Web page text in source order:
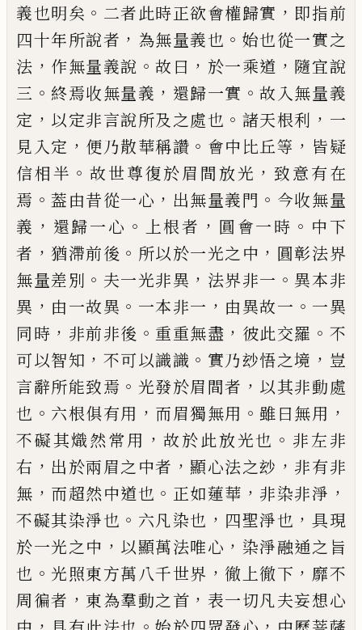
義也明矣 。 二者此時正欲會權歸實 ， 即指前
四十年所說者 ， 為無量義也 。 始也從一實之
法 ， 作無量義說 。故曰 ， 於一乘道 ， 隨宜說
三 。 終焉收無量義 ， 還歸一實 。故入無量義
定 ， 以定非言說所及之處也 。 諸天根利 ， 一
見入定 ， 便乃散華稱讚 。 會中比丘等 ， 皆疑
信相半 。故世尊復於眉間放光 ， 致意有在
焉 。葢由昔從一心 ， 出無量義門 。 今收無量
義 ， 還歸一心 。 上根者 ， 圓會一時 。 中下
者 ，猶滯前後 。 所以於一光之中 ， 圓彰法界
無量差別 。 夫一光非異 ， 法界非一 。 異本非
異 ， 由一故異 。 一本非一 ， 由異故一 。 一異
同時 ， 非前非後 。 重重無盡 ， 彼此交羅 。 不
可以智知 ， 不可以識識 。 實乃玅悟之境 ， 豈
言辭所能致焉 。 光發於眉間者 ， 以其非動處
也 。 六根俱有用 ， 而眉獨無用 。雖曰無用 ，
不礙其熾然常用 ，故於此放光也 。 非左非
右 ， 出於兩眉之中者 ， 顯心法之玅 ， 非有非
無 ， 而超然中道也 。 正如蓮華 ， 非染非淨 ，
不礙其染淨也 。 六凡染也 ， 四聖淨也 ，具現
於一光之中 ， 以顯萬法唯心 ， 染淨融通之 旨
也 。 光照東方萬八千世界 ， 徹上徹下 ， 靡不
周徧者 ， 東為羣動之首 ， 表一切凡夫妄想心